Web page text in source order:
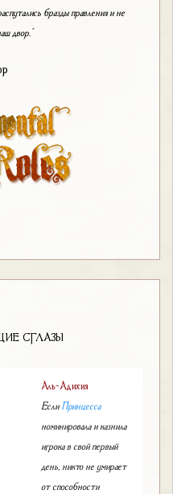
бразды правления и не
двор."
СГЛАЗЫ
Аль-Адихия
ЕслиПринцесса
номинировала и казнила
игрока в свой первый
день, никто не умирает
от способности